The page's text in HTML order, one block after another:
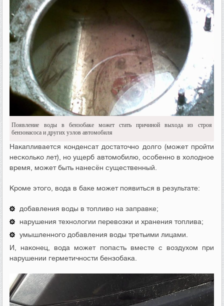
Появление воды в бензобаке может стать причиной выхода из строя
бензонасоса и других узлов автомобиля
Накапливается конденсат достаточно долго (может пройти
несколько лет), но ущерб автомобилю, особенно в холодное
время, может быть нанесён существенный.
Кроме этого, вода в баке может появиться в результате:
добавления воды в топливо на заправке;
нарушения технологии перевозки и хранения топлива;
умышленного добавления воды третьими лицами.
И, наконец, вода может попасть вместе с воздухом при
нарушении герметичности бензобака.